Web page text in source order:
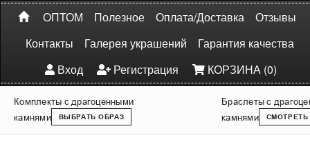
ОПТОМ Полезное Оплата/Доставка
Отзывы
Контакты
Галерея украшений
Гарантия качества
Вход
Регистрация КОРЗИНА (0)
Комплекты с драгоценными
камнями
ВЫБРАТЬ ОБРАЗ
Браслеты с
камнями
СМОТРЕТЬ